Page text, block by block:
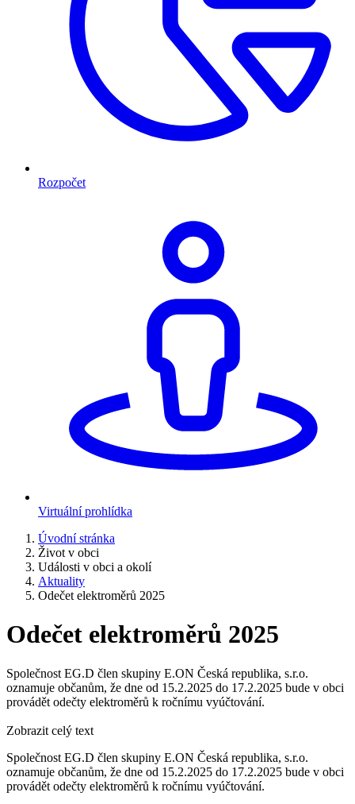
Rozpočet
Virtuální prohlídka
Úvodní stránka
Život v obci
Události v obci a okolí
Aktuality
Odečet elektroměrů 2025
Odečet elektroměrů 2025
Společnost EG.D člen skupiny E.ON Česká republika, s.r.o.
oznamuje občanům, že dne od 15.2.2025 do 17.2.2025 bude v obci
provádět odečty elektroměrů k ročnímu vyúčtování.
Zobrazit celý text
Společnost EG.D člen skupiny E.ON Česká republika, s.r.o.
oznamuje občanům, že dne od 15.2.2025 do 17.2.2025 bude v obci
provádět odečty elektroměrů k ročnímu vyúčtování.